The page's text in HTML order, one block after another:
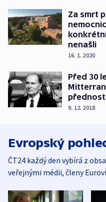
Za smrt
nenašli
16. 1. 2020
Před 30
9. 12. 2018
Evropský
ČT24 každý den vybírá z
veřejnými médii, členy